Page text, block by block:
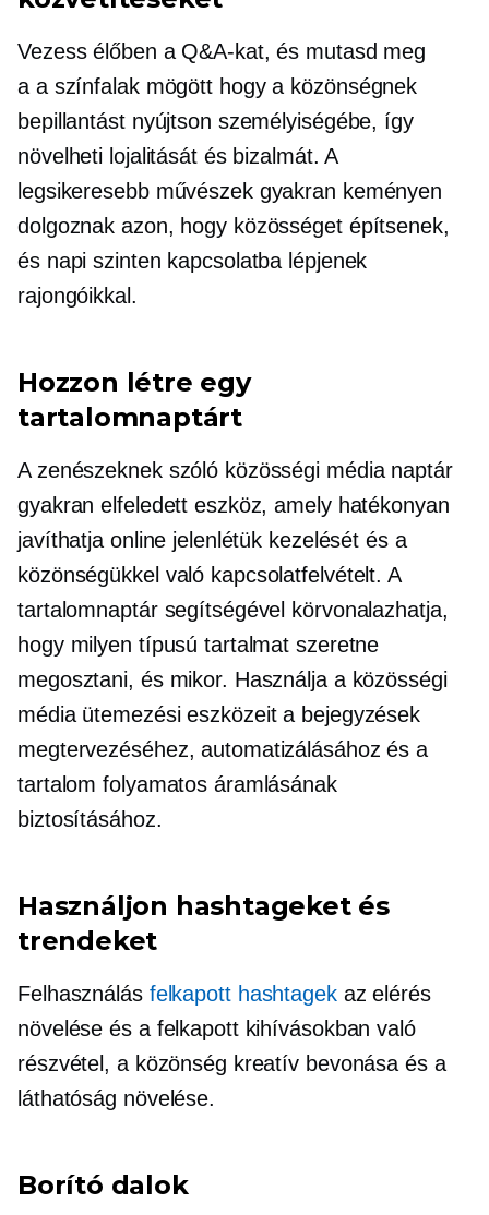
Vezess élőben a Q&A-kat, és mutasd meg
a a színfalak mögött hogy a közönségnek
bepillantást nyújtson személyiségébe, így
növelheti lojalitását és bizalmát. A
legsikeresebb művészek gyakran keményen
dolgoznak azon, hogy közösséget építsenek,
és napi szinten kapcsolatba lépjenek
rajongóikkal.
Hozzon létre egy
tartalomnaptárt
A zenészeknek szóló közösségi média naptár
gyakran elfeledett eszköz, amely hatékonyan
javíthatja online jelenlétük kezelését és a
közönségükkel való kapcsolatfelvételt. A
tartalomnaptár segítségével körvonalazhatja,
hogy milyen típusú tartalmat szeretne
megosztani, és mikor. Használja a közösségi
média ütemezési eszközeit a bejegyzések
megtervezéséhez, automatizálásához és a
tartalom folyamatos áramlásának
biztosításához.
Használjon hashtageket és
trendeket
Felhasználás felkapott hashtagekaz elérés
növelése és a felkapott kihívásokban való
részvétel, a közönség kreatív bevonása és a
láthatóság növelése.
Borító dalok